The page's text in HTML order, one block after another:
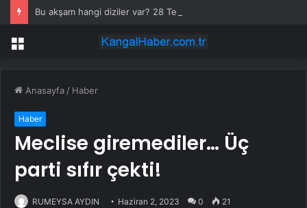
Menü
Anasayfa / Haber
Haber
Meclise giremediler… Üç
parti sıfır çekti!
RUMEYSA AYDIN Haziran 2, 2023 0 21